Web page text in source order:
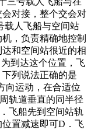
对接，整个交会对
载人飞船与空间站
，负责精确地控制
和空间站很近的相
到达这个位置，飞
列说法正确的是
向运动，在合适位
轨道垂直的同半径
飞船先到空间站轨
置减速即可D．飞